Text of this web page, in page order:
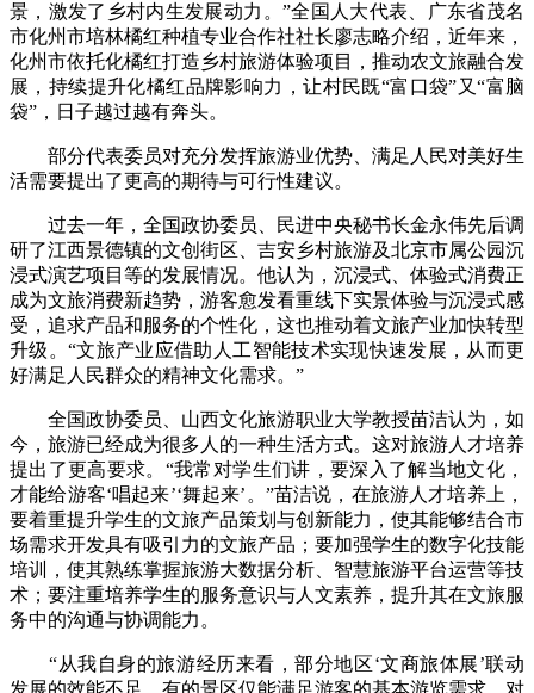
景，激发了乡村内生发展动力。”全国人大代表、广东省茂名
市化州市培林橘红种植专业合作社社长廖志略介绍，近年来，
化州市依托化橘红打造乡村旅游体验项目，推动农文旅融合发
展，持续提升化橘红品牌影响力，让村民既“富口袋”又“富脑
袋”，日子越过越有奔头。
部分代表委员对充分发挥旅游业优势、满足人民对美好生
活需要提出了更高的期待与可行性建议。
过去一年，全国政协委员、民进中央秘书长金永伟先后调
研了江西景德镇的文创街区、吉安乡村旅游及北京市属公园沉
浸式演艺项目等的发展情况。他认为，沉浸式、体验式消费正
成为文旅消费新趋势，游客愈发看重线下实景体验与沉浸式感
受，追求产品和服务的个性化，这也推动着文旅产业加快转型
升级。“文旅产业应借助人工智能技术实现快速发展，从而更
好满足人民群众的精神文化需求。”
全国政协委员、山西文化旅游职业大学教授苗洁认为，如
今，旅游已经成为很多人的一种生活方式。这对旅游人才培养
提出了更高要求。“我常对学生们讲，要深入了解当地文化，
才能给游客‘唱起来’‘舞起来’。”苗洁说，在旅游人才培养上，
要着重提升学生的文旅产品策划与创新能力，使其能够结合市
场需求开发具有吸引力的文旅产品；要加强学生的数字化技能
培训，使其熟练掌握旅游大数据分析、智慧旅游平台运营等技
术；要注重培养学生的服务意识与人文素养，提升其在文旅服
务中的沟通与协调能力。
“从我自身的旅游经历来看，部分地区‘文商旅体展’联动